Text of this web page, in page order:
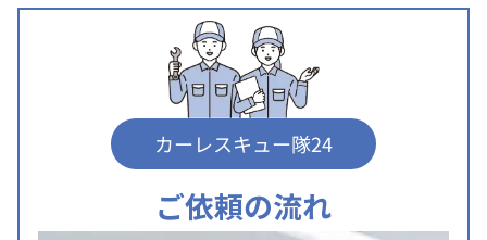
カーレスキュー隊24
ご依頼の流れ